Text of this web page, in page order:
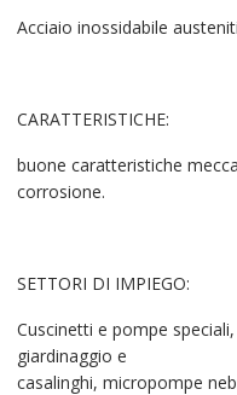
Acciaio inossidabile
CARATTERISTICHE:
buone caratteristiche
corrosione.
SETTORI DI IMPIEGO:
Cuscinetti e pompe
giardinaggio e
casalinghi, micropompe